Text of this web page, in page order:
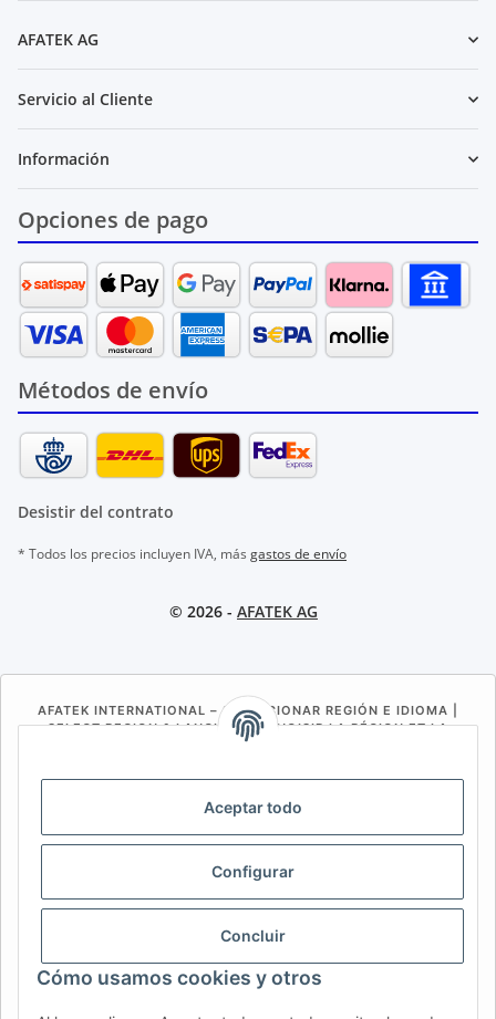
Aceptar todo
Configurar
Concluir
Cómo usamos cookies y otros
AFATEK AG
Servicio al Cliente
Información
Opciones de pago
Métodos de envío
Desistir del contrato
* Todos los precios incluyen IVA, más gastos de envío
© 2026 - AFATEK AG
AFATEK INTERNATIONAL – SELECCIONAR REGIÓN E IDIOMA |
SELECT REGION & LANGUAGE | CHOISIR LA RÉGION ET LA
LANGUE
ES
UK NZ USA MX PT
CZ
RO HR